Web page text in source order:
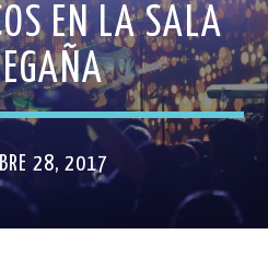
EN LA SALA
28, 2017